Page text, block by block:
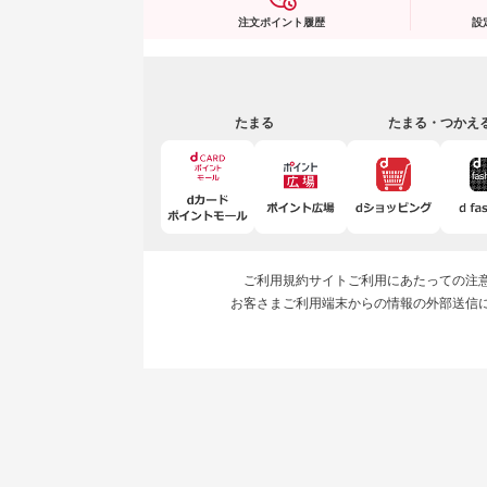
注文ポイント履歴 設
たまる たまる・つかえ
ご利用規約サイトご利用にあたっての注
お客さまご利用端末からの情報の外部送信